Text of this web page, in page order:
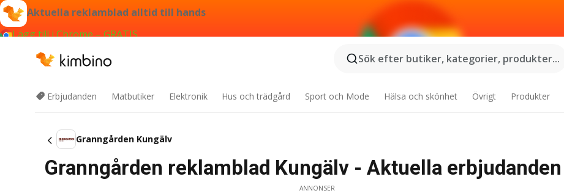
Aktuella reklamblad alltid till hands
Lägg till i Chrome – GRATIS
Sök efter butiker, kategorier, produkter...
Erbjudanden Matbutiker Elektronik Hus och trädgård Sport och Mode Hälsa och skönhet Övrigt Produkter
Granngården Kungälv
Granngården reklamblad Kungälv - Aktuella erbjudanden
ANNONSER